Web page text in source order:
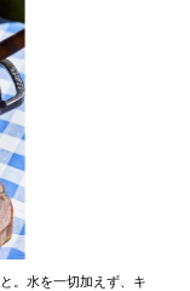
。水を一切加えず、キ